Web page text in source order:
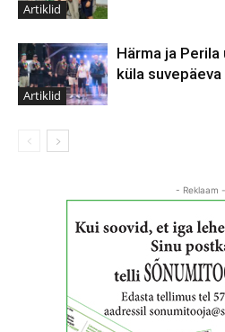
Artiklid
Artiklid
Härma ja
küla suvepäeva
- Reklaam -